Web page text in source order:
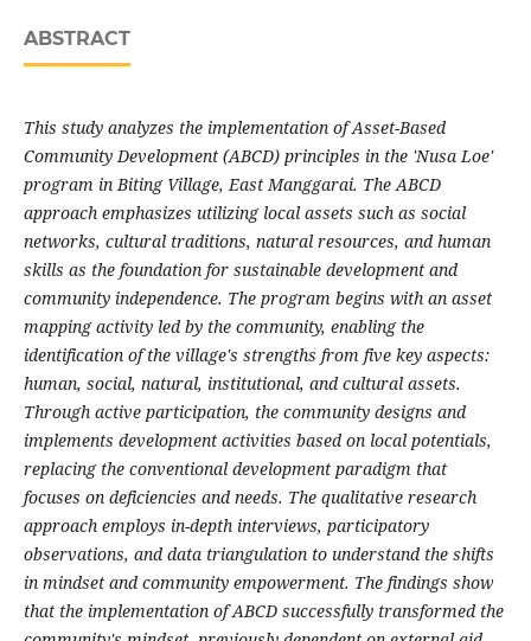
ABSTRACT
This study analyzes the implementation of Asset-Based
Community Development (ABCD) principles in the 'Nusa Loe'
program in Biting Village, East Manggarai. The ABCD
approach emphasizes utilizing local assets such as social
networks, cultural traditions, natural resources, and human
skills as the foundation for sustainable development and
community independence. The program begins with an asset
mapping activity led by the community, enabling the
identification of the village's strengths from five key aspects:
human, social, natural, institutional, and cultural assets.
Through active participation, the community designs and
implements development activities based on local potentials,
replacing the conventional development paradigm that
focuses on deficiencies and needs. The qualitative research
approach employs in-depth interviews, participatory
observations, and data triangulation to understand the shifts
in mindset and community empowerment. The findings show
that the implementation of ABCD successfully transformed the